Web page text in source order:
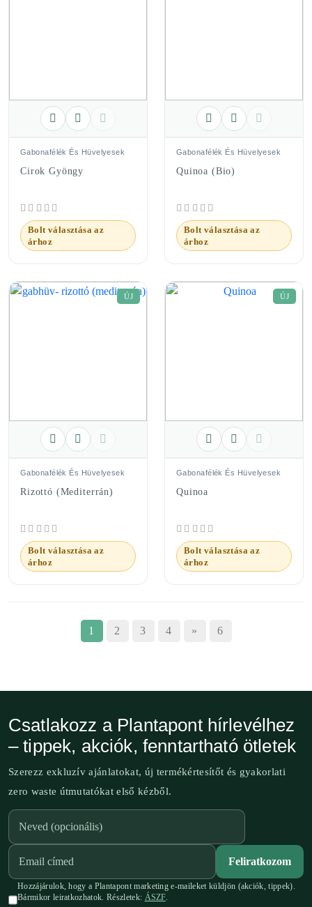
Gabonafélék És Hüvelyesek
Cirok Gyöngy
Bolt választása az
árhoz
Gabonafélék És Hüvelyesek
Quinoa (bio)
Bolt választása az
árhoz
ÚJ
Gabonafélék És Hüvelyesek
Rizottó (mediterrán)
Bolt választása az
árhoz
ÚJ
Gabonafélék És Hüvelyesek
Quinoa
Bolt választása az
árhoz
1 2 3 4 » 6
Csatlakozz a Plantapont hírlevélhez
– tippek, akciók, fenntartható ötletek
Szerezz exkluzív ajánlatokat, új termékértesítőt és gyakorlati
zero waste útmutatókat első kézből.
Feliratkozom
Hozzájárulok, hogy a Plantapont marketing e-maileket küldjön (akciók, tippek).
Bármikor leiratkozhatok. Részletek: ÁSZF.